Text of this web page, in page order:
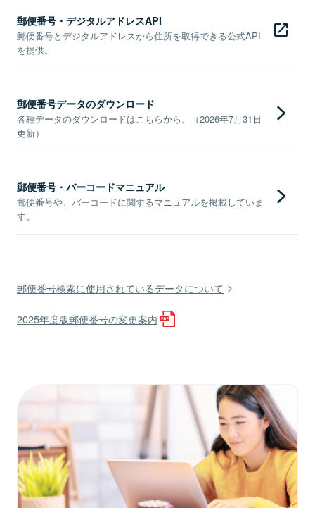
郵便番号・デジタルアドレスAPI
郵便番号とデジタルアドレスから住所を取得できる公式API
を提供。
郵便番号データのダウンロード
各種データのダウンロードはこちらから。（2026年7月31日
更新）
郵便番号・バーコードマニュアル
郵便番号や、バーコードに関するマニュアルを掲載していま
す。
郵便番号検索に使用されているデータについて
2025年度版郵便番号の変更案内